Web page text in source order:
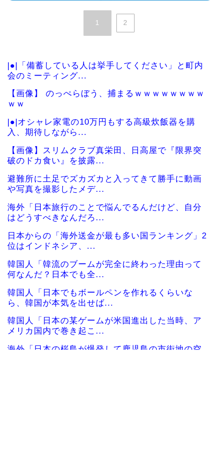
1 2
|●|「備蓄している人は挙手してください」と町内
会のミーティング...
【画像】 のっぺらぼう、捕まるｗｗｗｗｗｗｗｗ
ｗｗ
|●|オシャレ家電の10万円もする高級炊飯器を購
入、期待しながら...
【画像】スリムクラブ真栄田、日高屋で『限界突
破のドカ食い』を披露...
避難所に土足でズカズカと入ってきて勝手に動画
や写真を撮影したメデ...
海外「日本旅行のことで悩んでるんだけど、自分
はどうすべきなんだろ...
日本からの「海外送金が最も多い国ランキング」2
位はインドネシア、...
韓国人「韓流のブームが完全に終わった理由って
何なんだ？日本でも全...
韓国人「日本でもボールペンを作れるくらいな
ら、韓国が本気を出せば...
韓国人「日本の某ゲームが米国進出した当時、ア
メリカ国内で巻き起こ...
海外「日本の桜島が爆発して鹿児島の市街地の空